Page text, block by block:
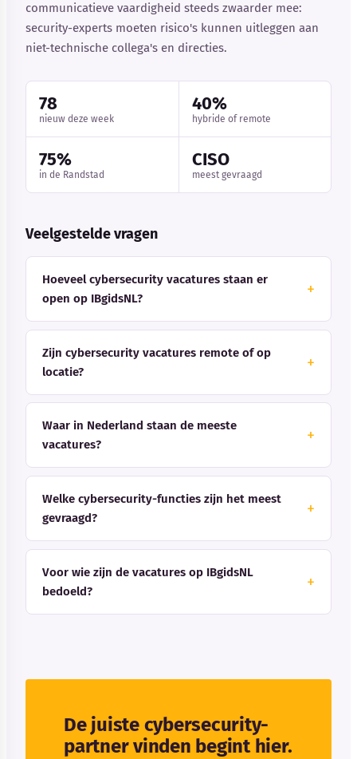
communicatieve vaardigheid steeds zwaarder mee:
security-experts moeten risico's kunnen uitleggen aan
niet-technische collega's en directies.
78
nieuw deze week
40%
hybride of remote
75%
in de Randstad
CISO
meest gevraagd
Veelgestelde vragen
Hoeveel cybersecurity vacatures staan er
open op IBgidsNL?
Zijn cybersecurity vacatures remote of op
locatie?
Waar in Nederland staan de meeste
vacatures?
Welke cybersecurity-functies zijn het meest
gevraagd?
Voor wie zijn de vacatures op IBgidsNL
bedoeld?
De juiste cybersecurity-
partner vinden begint hier.